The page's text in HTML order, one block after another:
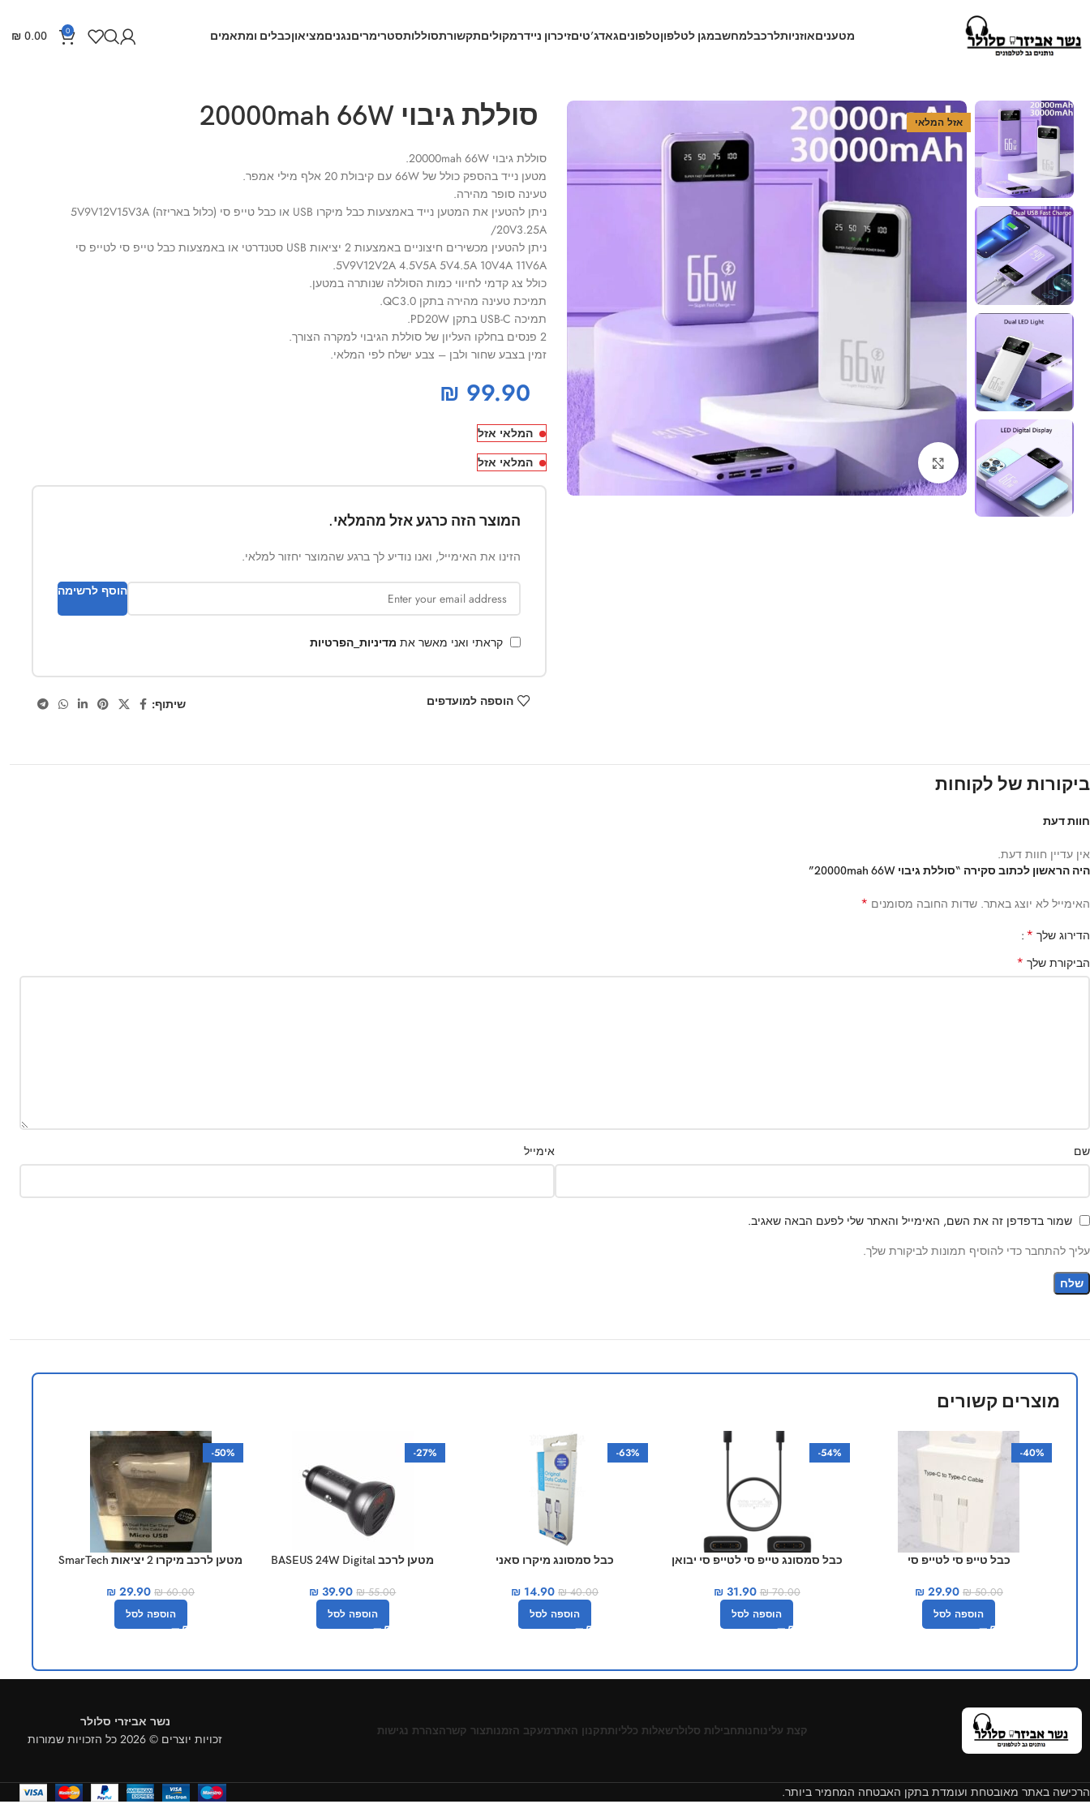
מטעניםאוזניותלרכבלמחשבמגן לטלפוןטלפוניםגאדג’טיםזיכרון ניידרמקוליםתקשורתסוללותסטרימריםנגניםמציאוןכבלים ומתאמים 0
₪ 0.00
אזל המלאי
Click to enlarge
סוללת גיבוי 20000mah 66W
סוללת גיבוי 20000mah 66W.
מטען נייד בהספק כולל של 66W עם קיבולת 20 אלף מילי אמפר.
טעינה סופר מהירה.
ניתן להטעין את המטען נייד באמצעות כבל מיקרו USB או כבל טייפ סי (כלול באריזה) 5V9V12V15V3A
20V3.25A/
ניתן להטעין מכשירים חיצוניים באמצעות 2 יציאות USB סטנדרטי או באמצעות כבל טייפ סי לטייפ סי
5V9V12V2A 4.5V5A 5V4.5A 10V4A 11V6A.
כולל צג קדמי לחיווי כמות הסוללה שנותרה במטען.
תמיכת טעינה מהירה בתקן QC3.0.
תמיכה USB-C בתקן PD20W.
2 פנסים בחלקו העליון של סוללת הגיבוי למקרה הצורך.
זמין בצבע שחור ולבן – צבע ישלח לפי המלאי.
₪ 99.90
המלאי אזל
המלאי אזל
המוצר הזה כרגע אזל מהמלאי.
הזינו את האימייל, ואנו נודיע לך ברגע שהמוצר יחזור למלאי.
הוסף לרשימה
קראתי ואני מאשר את מדיניות_הפרטיות
הוספה למועדפים שיתוף:
ביקורות של לקוחות
חוות דעת
אין עדיין חוות דעת.
היה הראשון לכתוב סקירה “סוללת גיבוי 20000mah 66W”
האימייל לא יוצג באתר. שדות החובה מסומנים *
הדירוג שלך *
הביקורת שלך *
שם אימייל
שמור בדפדפן זה את השם, האימייל והאתר שלי לפעם הבאה שאגיב.
עליך להתחבר כדי להוסיף תמונות לביקורת שלך.
מוצרים קשורים
-40%
כבל טייפ סי לטייפ סי
₪50.00
₪29.90
הוספה לסל
-54%
כבל סמסונג טייפ סי לטייפ סי יבואן
₪70.00
₪31.90
הוספה לסל
-63%
כבל סמסונג מיקרו סאני
₪40.00
₪ 14.90
הוספה לסל
-27%
מטען לרכב BASEUS 24W Digital
₪55.00
₪ 39.90
הוספה לסל
-50%
מטען לרכב מיקרו 2 יציאות SmarTech
₪60.00
₪ 29.90
הוספה לסל
קצת עלינוחנותחבילות סלולרשאלות כלליותתקנון האתרמעקב הזמנותצור קשרהצהרת נגישות
נשר אביזרי סלולר
זכויות יוצרים © 2026 כל הזכויות שמורות
הרכישה באתר מאובטחת ועומדת בתקן האבטחה המחמיר ביותר.